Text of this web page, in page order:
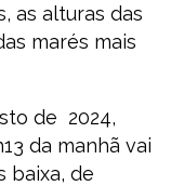
as alturas das
marés mais
de 2024,
da manhã vai
baixa, de